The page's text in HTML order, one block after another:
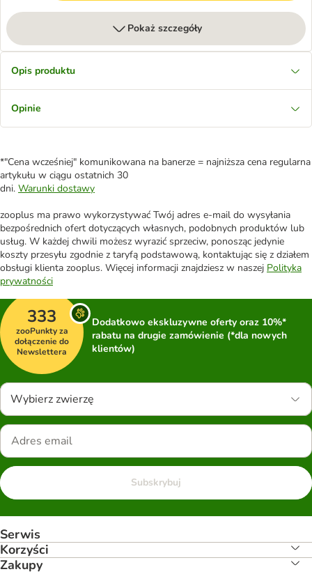
Pokaż szczegóły
Opis produktu
Opinie
*"Cena wcześniej" komunikowana na banerze = najniższa cena regularna
artykułu w ciągu ostatnich 30
dni. Warunki dostawy
zooplus ma prawo wykorzystywać Twój adres e-mail do wysyłania
bezpośrednich ofert dotyczących własnych, podobnych produktów lub
usług. W każdej chwili możesz wyrazić sprzeciw, ponosząc jedynie
koszty przesyłu zgodnie z taryfą podstawową, kontaktując się z działem
obsługi klienta zooplus. Więcej informacji znajdziesz w naszej Polityka
prywatności
333
zooPunkty za
dołączenie do
Newslettera
Dodatkowo ekskluzywne oferty oraz 10%*
rabatu na drugie zamówienie (*dla nowych
klientów)
Wybierz zwierzę
Subskrybuj
Serwis
Korzyści
Zakupy